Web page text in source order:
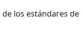
los estándares de